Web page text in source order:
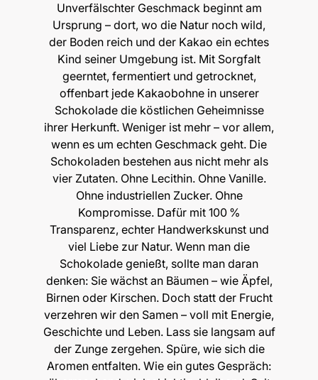
Unverfälschter Geschmack beginnt am
Ursprung – dort, wo die Natur noch wild,
der Boden reich und der Kakao ein echtes
Kind seiner Umgebung ist. Mit Sorgfalt
geerntet, fermentiert und getrocknet,
offenbart jede Kakaobohne in unserer
Schokolade die köstlichen Geheimnisse
ihrer Herkunft. Weniger ist mehr – vor allem,
wenn es um echten Geschmack geht. Die
Schokoladen bestehen aus nicht mehr als
vier Zutaten. Ohne Lecithin. Ohne Vanille.
Ohne industriellen Zucker. Ohne
Kompromisse. Dafür mit 100 %
Transparenz, echter Handwerkskunst und
viel Liebe zur Natur. Wenn man die
Schokolade genießt, sollte man daran
denken: Sie wächst an Bäumen – wie Äpfel,
Birnen oder Kirschen. Doch statt der Frucht
verzehren wir den Samen – voll mit Energie,
Geschichte und Leben. Lass sie langsam auf
der Zunge zergehen. Spüre, wie sich die
Aromen entfalten. Wie ein gutes Gespräch: